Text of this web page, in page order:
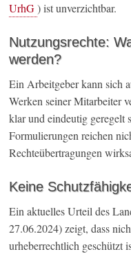
UrhG ) ist unverzichtbar.
Nutzungsrechte:
werden?
Ein Arbeitgeber kann sich
Werken seiner Mitarbeiter
klar und eindeutig geregelt
Formulierungen reichen
Rechteübertragungen
Keine
Ein aktuelles Urteil des
27.06.2024) zeigt, dass
urheberrechtlich geschützt